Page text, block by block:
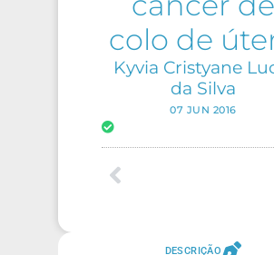
colo de
Kyvia Cristyane
da Silva
07 JUN 2016
DESCRIÇÃO